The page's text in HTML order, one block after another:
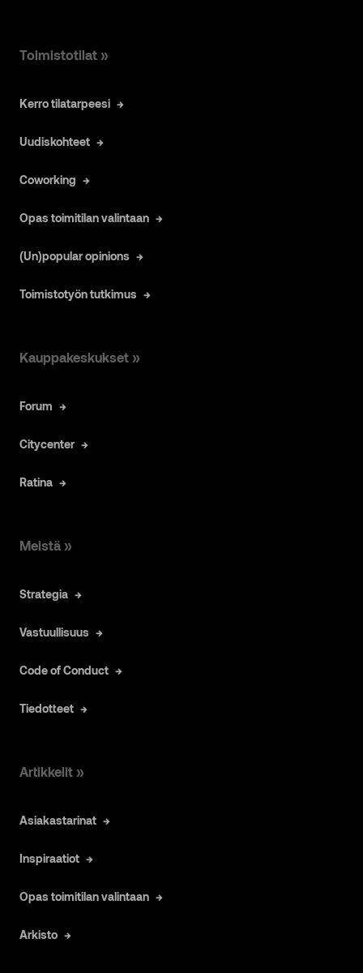
Toimistotilat »
Kerro tilatarpeesi
Uudiskohteet
Coworking
Opas toimitilan valintaan
(Un)popular opinions
Toimistotyön tutkimus
Kauppakeskukset »
Forum
Citycenter
Ratina
Meistä »
Strategia
Vastuullisuus
Code of Conduct
Tiedotteet
Artikkelit »
Asiakastarinat
Inspiraatiot
Opas toimitilan valintaan
Arkisto